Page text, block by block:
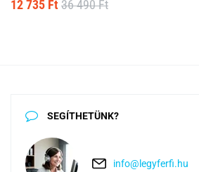
12 735 Ft 36 490 Ft
SEGÍTHETÜNK?
info@legyferfi.hu